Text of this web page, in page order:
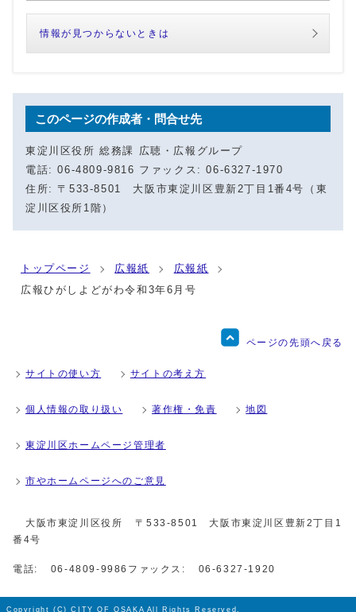
情報が見つからないときは
このページの作成者・問合せ先
東淀川区役所 総務課 広聴・広報グループ
電話: 06-4809-9816 ファックス: 06-6327-1970
住所: 〒533-8501 大阪市東淀川区豊新2丁目1番4号（東
淀川区役所1階）
トップページ 広報紙
広報紙
広報ひがしよどがわ令和3年6月号
ページの先頭へ戻る
サイトの使い方 サイトの考え方
個人情報の取り扱い 著作権・免責 地図
東淀川区ホームページ管理者
市やホームページへのご意見
大阪市東淀川区役所
〒533-8501 大阪市東淀川区豊新2丁目1
番4号
電話: 06-4809-9986 ファックス: 06-6327-1920
Copyright (C) CITY OF OSAKA All Rights Reserved.